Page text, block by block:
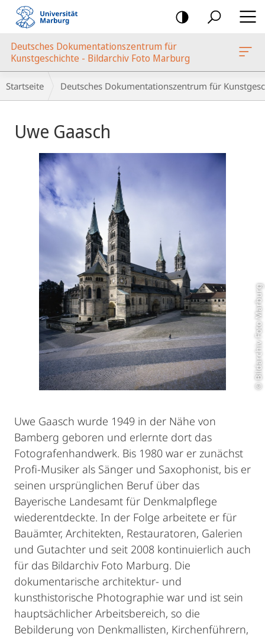
Mobile-
Navigation
Marburg
Deutsches Dokumentationszentrum für
Kunstgeschichte - Bildarchiv Foto Marburg
Breadcrumb-
Navigation
Startseite Deutsches Dokumentationszentrum für
Uwe Gaasch
© Bildarchiv Foto Marburg
Uwe Gaasch wurde 1949 in der Nähe von
Bamberg geboren und erlernte dort das
Fotografenhandwerk. Bis 1980 war er zunächst
Profi-Musiker als Sänger und Saxophonist, bis er
seinen ursprünglichen Beruf über das
Bayerische Landesamt für Denkmalpflege
wiederentdeckte. In der Folge arbeitete er für
Bauämter, Architekten, Restauratoren, Galerien
und Gutachter und seit 2008 kontinuierlich auch
für das Bildarchiv Foto Marburg. Die
dokumentarische architektur- und
kunsthistorische Photographie war und ist sein
hauptsächlicher Arbeitsbereich, so die
Bebilderung von Denkmallisten, Kirchenführern,